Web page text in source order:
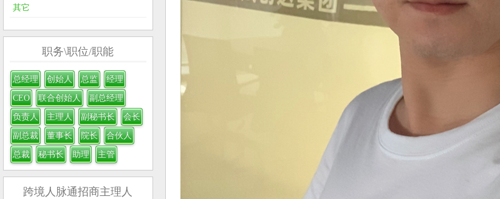
其它
职务\职位/职能
总经理 创始人 总监 经理
CEO 联合创始人 副总经理
负责人 主理人 副秘书长 会长
副总裁 董事长 院长 合伙人
总裁 秘书长 助理 主管
跨境人脉通招商主理人